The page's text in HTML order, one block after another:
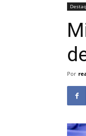
Por